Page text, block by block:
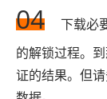
04 下载必
的解锁过程。
证的结果。但